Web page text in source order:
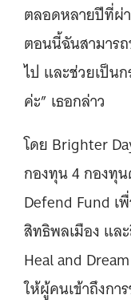
ตลอดหลายปีที่ผ่
ตอนนี้ฉันสามาร
ไป และช่วยเป็น
ค่ะ” เธอกล่าว
โดย Brighter
กองทุน 4 กองทุ
Defend Fund เ
สิทธิพลเมือง แล
Heal and
ให้ผู้คนเข้าถึงกา